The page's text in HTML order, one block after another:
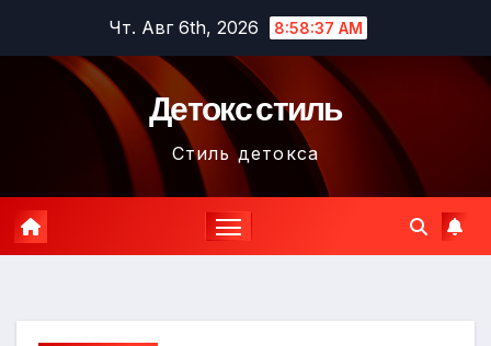
содержимому
Чт. Авг 6th, 2026 8:58:38 AM
Детокс стиль
Стиль детокса